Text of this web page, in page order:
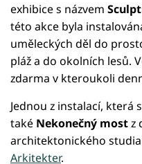
exhibice s názvem
této akce byla
uměleckých děl do
pláž a do okolních lesů.
zdarma v kteroukoli
Jednou z instalací, která
také Nekonečný mostz
architektonického studia
Arkitekter.